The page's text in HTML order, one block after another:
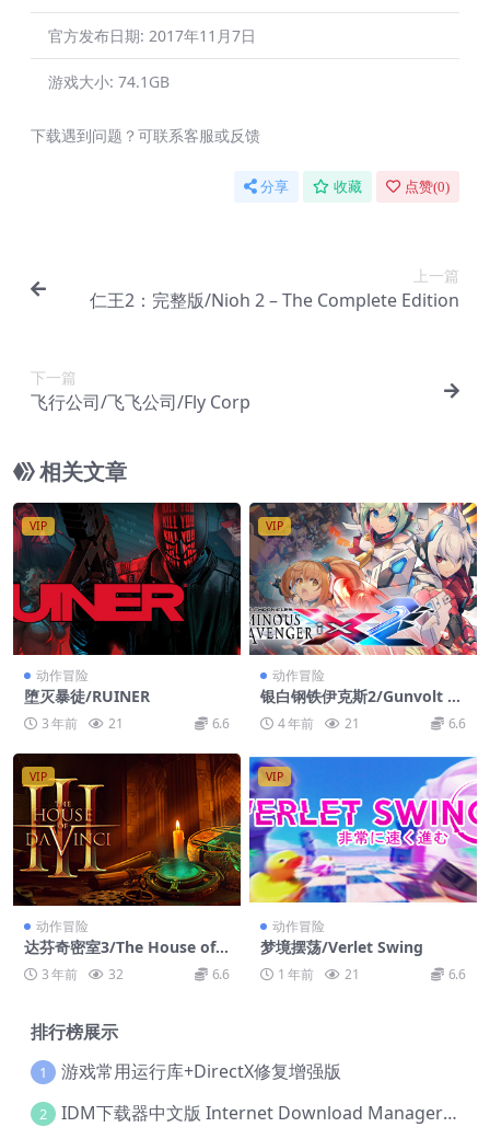
官方发布日期: 2017年11月7日
游戏大小: 74.1GB
下载遇到问题？可联系客服或反馈
分享 收藏 点赞(0)
上一篇
仁王2：完整版/Nioh 2 – The Complete Edition
下一篇
飞行公司/飞飞公司/Fly Corp
相关文章
VIP
动作冒险
堕灭暴徒/RUINER
3 年前 21 6.6
VIP
动作冒险
银白钢铁伊克斯2/Gunvolt C
hronicles: Luminous Aveng
er iX 2
4 年前 21 6.6
VIP
动作冒险
达芬奇密室3/The House of
Da Vinci 3
3 年前 32 6.6
VIP
动作冒险
梦境摆荡/Verlet Swing
1 年前 21 6.6
排行榜展示
1 游戏常用运行库+DirectX修复增强版
2 IDM下载器中文版 Internet Download Manager v6.42.36 IDM